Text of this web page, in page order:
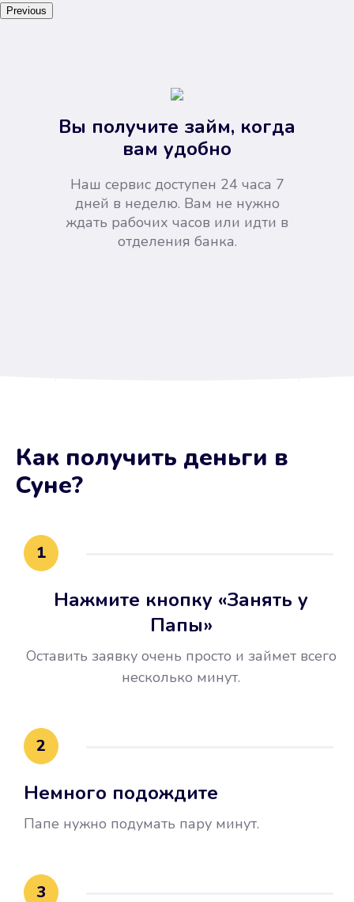
Previous
Вы получите займ, когда
вам удобно
Наш сервис доступен 24 часа 7
дней в неделю. Вам не нужно
ждать рабочих часов или идти в
отделения банка.
Не потребовались справки, залоги
и поручители. Папа вам доверяет.
воспользовались бесплатной
это открыло новые возможности в
Как получить деньги в
Суне?
1
Нажмите кнопку «Занять у
Папы»
Оставить заявку очень просто и займет всего
несколько минут.
2
Немного подождите
Папе нужно подумать пару минут.
3